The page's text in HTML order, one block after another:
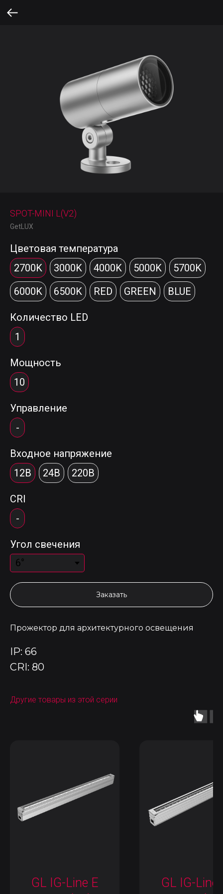
SPOT-MINI L(V2)
GetLUX
Цветовая температура
2700K
3000K 4000K 5000K
5700K
6000K
6500K RED GREEN BLUE
Количество LED
1
Мощность
10
Управление
-
Входное напряжение
12В
24В 220В
CRI
-
Угол свечения
Заказать
Прожектор для архитектурного освещения
IP: 66
CRI: 80
Другие товары из этой серии
GL IG-Line E
GL IG-Line